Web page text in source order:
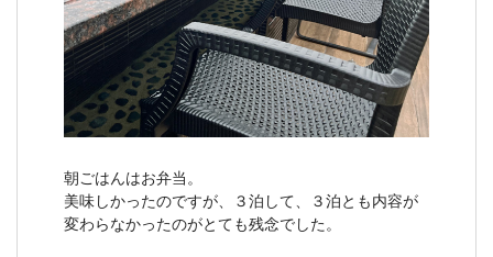
朝ごはんはお弁当。
美味しかったのですが、３泊して、３泊とも内容が
変わらなかったのがとても残念でした。